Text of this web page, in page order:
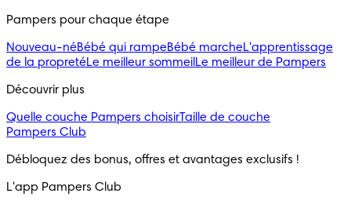
Pampers pour chaque étape
Nouveau-néBébé qui rampeBébé marcheL'apprentissage
de la propretéLe meilleur sommeil Le meilleur de Pampers
Découvrir plus
Quelle couche Pampers choisirTaille de couche
Pampers Club
Débloquez des bonus, offres et avantages exclusifs !
L'app Pampers Club